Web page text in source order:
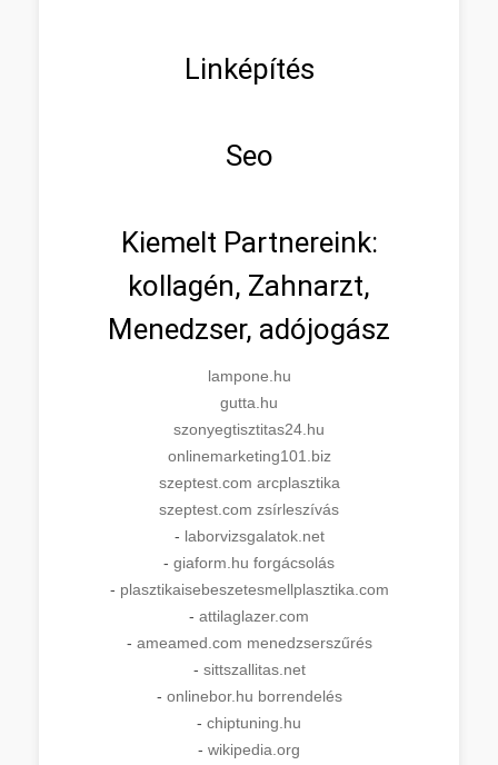
Linképítés
Seo
Kiemelt Partnereink:
kollagén, Zahnarzt,
Menedzser, adójogász
lampone.hu
gutta.hu
szonyegtisztitas24.hu
onlinemarketing101.biz
szeptest.com arcplasztika
szeptest.com zsírleszívás
- laborvizsgalatok.net
- giaform.hu forgácsolás
- plasztikaisebeszetesmellplasztika.com
- attilaglazer.com
- ameamed.com menedzserszűrés
- sittszallitas.net
- onlinebor.hu borrendelés
- chiptuning.hu
- wikipedia.org